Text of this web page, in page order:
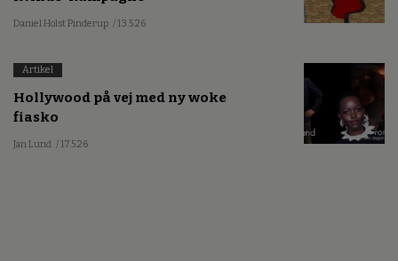
Daniel Holst Pinderup / 13.5.26
Artikel
Hollywood på vej med ny woke
fiasko
Jan Lund / 17.5.26